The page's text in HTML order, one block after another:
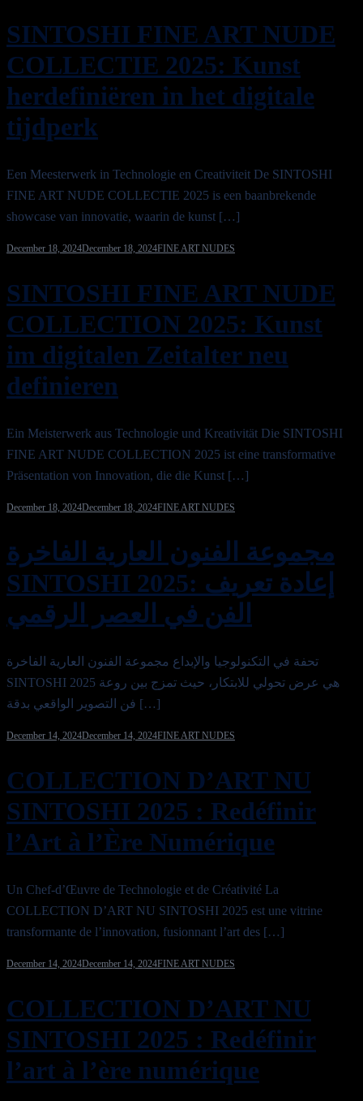
SINTOSHI FINE ART NUDE
COLLECTIE 2025: Kunst
herdefiniëren in het digitale
tijdperk
Een Meesterwerk in Technologie en Creativiteit De SINTOSHI
FINE ART NUDE COLLECTIE 2025 is een baanbrekende
showcase van innovatie, waarin de kunst […]
December 18, 2024December 18, 2024FINE ART NUDES
SINTOSHI FINE ART NUDE
COLLECTION 2025: Kunst
im digitalen Zeitalter neu
definieren
Ein Meisterwerk aus Technologie und Kreativität Die SINTOSHI
FINE ART NUDE COLLECTION 2025 ist eine transformative
Präsentation von Innovation, die die Kunst […]
December 18, 2024December 18, 2024FINE ART NUDES
مجموعة الفنون العارية الفاخرة
SINTOSHI 2025: إعادة تعريف
الفن في العصر الرقمي
تحفة في التكنولوجيا والإبداع مجموعة الفنون العارية الفاخرة
SINTOSHI 2025 هي عرض تحولي للابتكار، حيث تمزج بين روعة
فن التصوير الواقعي بدقة […]
December 14, 2024December 14, 2024FINE ART NUDES
COLLECTION D’ART NU
SINTOSHI 2025 : Redéfinir
l’Art à l’Ère Numérique
Un Chef-d’Œuvre de Technologie et de Créativité La
COLLECTION D’ART NU SINTOSHI 2025 est une vitrine
transformante de l’innovation, fusionnant l’art des […]
December 14, 2024December 14, 2024FINE ART NUDES
COLLECTION D’ART NU
SINTOSHI 2025 : Redéfinir
l’art à l’ère numérique